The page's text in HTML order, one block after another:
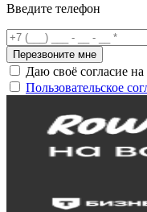
Введите телефон
Перезвоните мне
Даю своё согласие на
Пользовательское